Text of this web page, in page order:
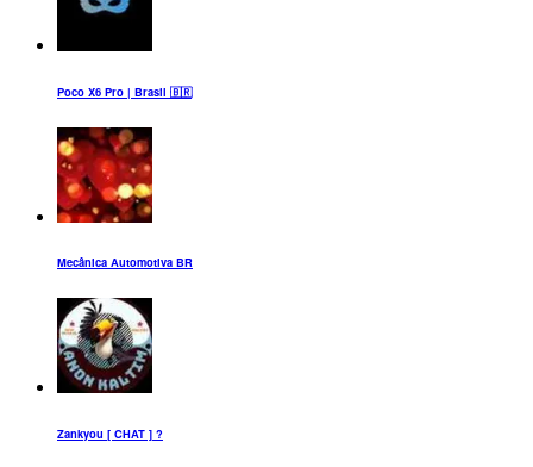
Poco X6 Pro | Brasil 🇧🇷
Mecânica Automotiva BR
Zankyou [ CHAT ] ?